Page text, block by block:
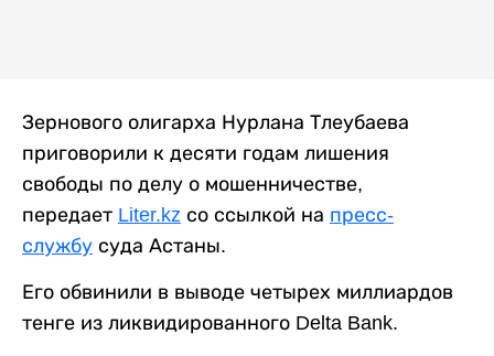
Зернового олигарха Нурлана Тлеубаева
приговорили к десяти годам лишения
свободы по делу о мошенничестве,
передает Liter.kz со ссылкой на пресс-
службу суда Астаны.
Его обвинили в выводе четырех миллиардов
тенге из ликвидированного Delta Bank.